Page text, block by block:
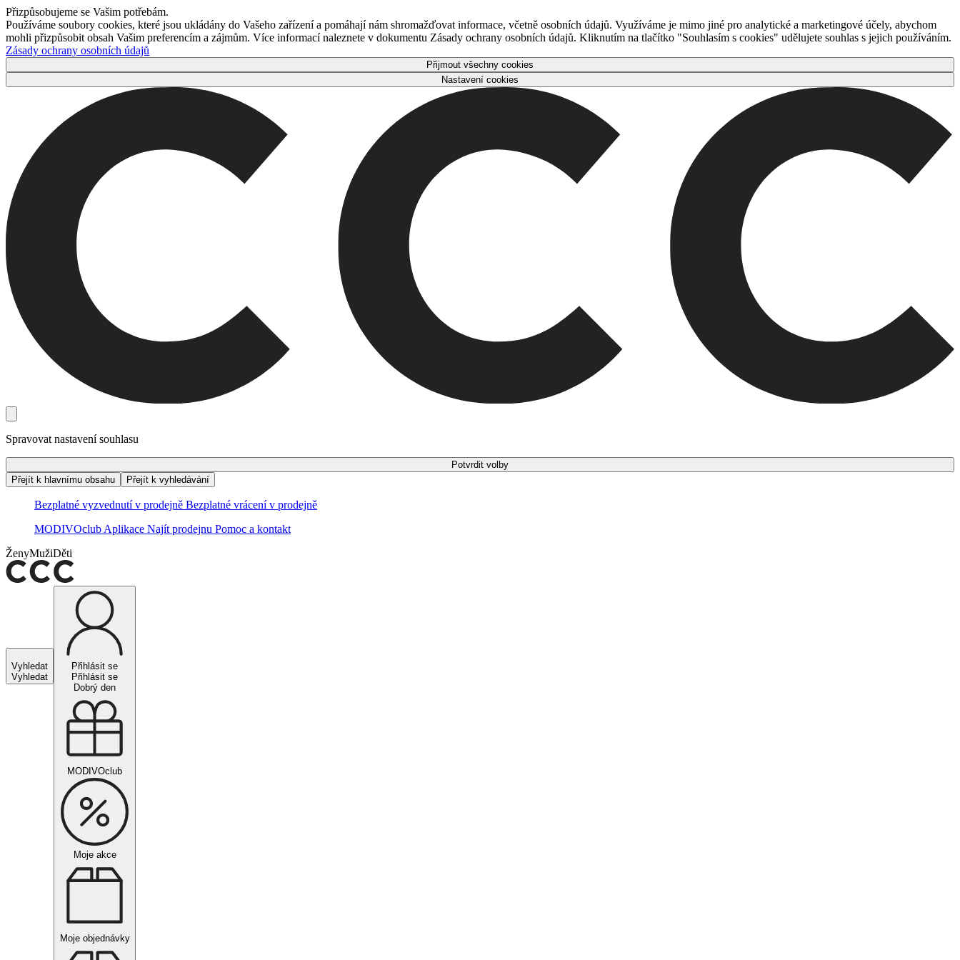
Přizpůsobujeme se Vašim potřebám.
Používáme soubory cookies, které jsou ukládány do Vašeho zařízení a pomáhají nám shromažďovat informace, včetně osobních údajů. Využíváme je mimo jiné pro analytické a marketingové účely, abychom
mohli přizpůsobit obsah Vašim preferencím a zájmům. Více informací naleznete v dokumentu Zásady ochrany osobních údajů. Kliknutím na tlačítko "Souhlasím s cookies" udělujete souhlas s jejich používáním.
Zásady ochrany osobních údajů
Přijmout všechny cookies
Nastavení cookies
Spravovat nastavení souhlasu
Potvrdit volby
Přejít k hlavnímu obsahu
Přejít k vyhledávání
Bezplatné vyzvednutí v prodejně Bezplatné vrácení v prodejně
MODIVOclub Aplikace Najít prodejnu Pomoc a kontakt
ŽenyMužiDěti
Vyhledat
Vyhledat
Přihlásit se
Přihlásit se
Dobrý den
MODIVOclub
Moje akce
Moje objednávky